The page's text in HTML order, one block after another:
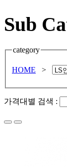
Sub
category
HOME >
가격대별 검색 :